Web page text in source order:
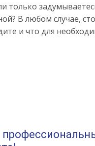
только
В любом случае,
и что для